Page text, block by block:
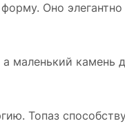
Оно
маленький камень
Топаз